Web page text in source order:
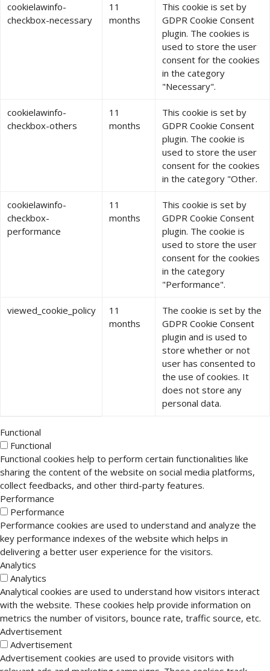
cookielawinfo-
checkbox-necessary
11
months
This cookie is set by
GDPR Cookie Consent
plugin. The cookies is
used to store the user
consent for the cookies
in the category
"Necessary".
cookielawinfo-
checkbox-others
11
months
This cookie is set by
GDPR Cookie Consent
plugin. The cookie is
used to store the user
consent for the cookies
in the category "Other.
cookielawinfo-
checkbox-
performance
11
months
This cookie is set by
GDPR Cookie Consent
plugin. The cookie is
used to store the user
consent for the cookies
in the category
"Performance".
viewed_cookie_policy
11
months
The cookie is set by the
GDPR Cookie Consent
plugin and is used to
store whether or not
user has consented to
the use of cookies. It
does not store any
personal data.
Functional
Functional
Functional cookies help to perform certain functionalities like
sharing the content of the website on social media platforms,
collect feedbacks, and other third-party features.
Performance
Performance
Performance cookies are used to understand and analyze the
key performance indexes of the website which helps in
delivering a better user experience for the visitors.
Analytics
Analytics
Analytical cookies are used to understand how visitors interact
with the website. These cookies help provide information on
metrics the number of visitors, bounce rate, traffic source, etc.
Advertisement
Advertisement
Advertisement cookies are used to provide visitors with